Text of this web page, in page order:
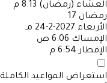
العشاء (رمضان) 8:13 م
رمضان 17
الأربعاء 2027-2-24 مـ
الإمساك 6:06 ص
الإفطار 6:54 م
استعراض المواعيد الكاملة